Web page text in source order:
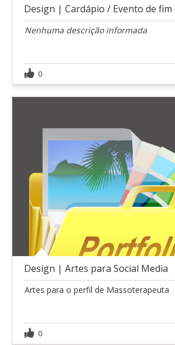
Nenhuma descrição informada
0
Design | Artes para Social Media
Artes para o perfil de Massoterapeuta
0